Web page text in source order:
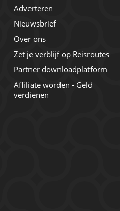
Adverteren
Nieuwsbrief
Over ons
Zet je verblijf op Reisroutes
Partner downloadplatform
Affiliate worden - Geld
verdienen